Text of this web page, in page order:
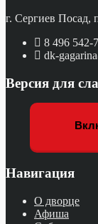
г. Сергиев
8 496 542-
dk-
Версия для
Навигация
О дворце
Афиша